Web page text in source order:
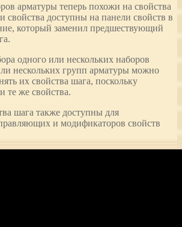
арматуры теперь похожи на свойства
свойства доступны на панели свойств в
который заменил предшествующий
одного или нескольких наборов
нескольких групп арматуры можно
их свойства шага, поскольку
те же свойства.
шага также доступны для
и модификаторов свойств